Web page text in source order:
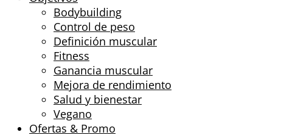
Bodybuilding
Control de peso
Definición muscular
Fitness
Ganancia muscular
Mejora de rendimiento
Salud y bienestar
Vegano
Ofertas & Promo